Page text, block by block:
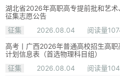
湖北省2026年高职高专提前批和艺
征集志愿公告
征集
2026.08.04
阅读量
高考丨广西2026年普通高校招生高
计划信息表（首选物理科目组）
征集
2026.08.04 阅读量